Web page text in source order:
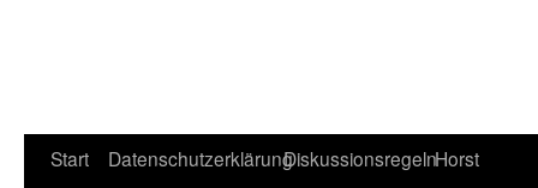
Start DatenschutzerklärungDiskussionsregelnHorst